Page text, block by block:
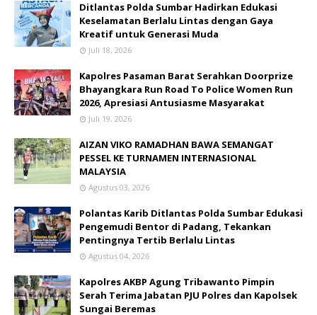
Ditlantas Polda Sumbar Hadirkan Edukasi
Keselamatan Berlalu Lintas dengan Gaya
Kreatif untuk Generasi Muda
Juli 18, 2026
Kapolres Pasaman Barat Serahkan Doorprize
Bhayangkara Run Road To Police Women Run
2026, Apresiasi Antusiasme Masyarakat
Juli 19, 2026
AIZAN VIKO RAMADHAN BAWA SEMANGAT
PESSEL KE TURNAMEN INTERNASIONAL
MALAYSIA
Agustus 03, 2026
Polantas Karib Ditlantas Polda Sumbar Edukasi
Pengemudi Bentor di Padang, Tekankan
Pentingnya Tertib Berlalu Lintas
Agustus 04, 2026
Kapolres AKBP Agung Tribawanto Pimpin
Serah Terima Jabatan PJU Polres dan Kapolsek
Sungai Beremas